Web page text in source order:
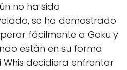
no ha sido
se ha demostrado
fácilmente a Goku y
están en su forma
Whis decidiera enfrentar